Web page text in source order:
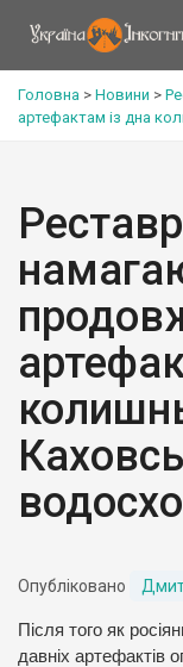
Головна > Новини >
артефактам із дна
Опубліковано
Після того як
давніх артефактів